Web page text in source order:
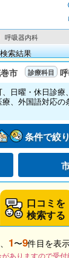
呼吸器内科
検索結果
市
日曜・休日診療
、外国語対応の
条件で絞
口コミを
検索する
1〜9件目を表
ありますので受